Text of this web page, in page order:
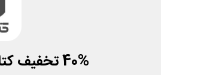
40% تخفیف کتاب های نشر البرز کتابراه